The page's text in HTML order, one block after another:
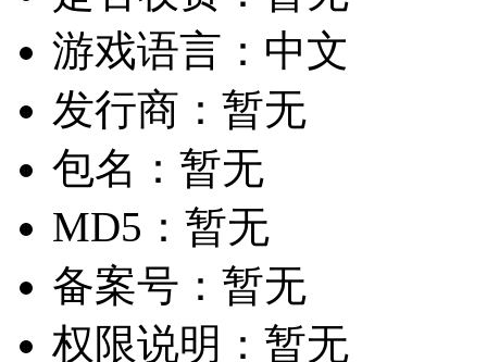
游戏语言： 中文
发行商： 暂无
包名： 暂无
MD5： 暂无
备案号： 暂无
权限说明： 暂无